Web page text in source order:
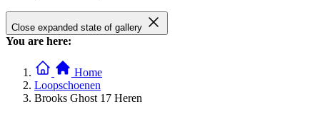
Close expanded state of gallery
You are here:
Home
Loopschoenen
Brooks Ghost 17 Heren